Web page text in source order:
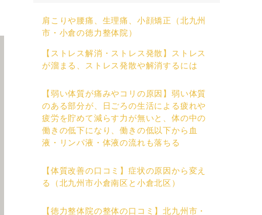
肩こりや腰痛、生理痛、小顔矯正（北九州
市・小倉の徳力整体院）
【ストレス解消・ストレス発散】ストレス
が溜まる、ストレス発散や解消するには
【弱い体質が痛みやコリの原因】弱い体質
のある部分が、日ごろの生活による疲れや
疲労を貯めて減らす力が無いと、体の中の
働きの低下になり、働きの低以下から血
液・リンパ液・体液の流れも落ちる
【体質改善の口コミ】症状の原因から変え
る（北九州市小倉南区と小倉北区）
【徳力整体院の整体の口コミ】北九州市・